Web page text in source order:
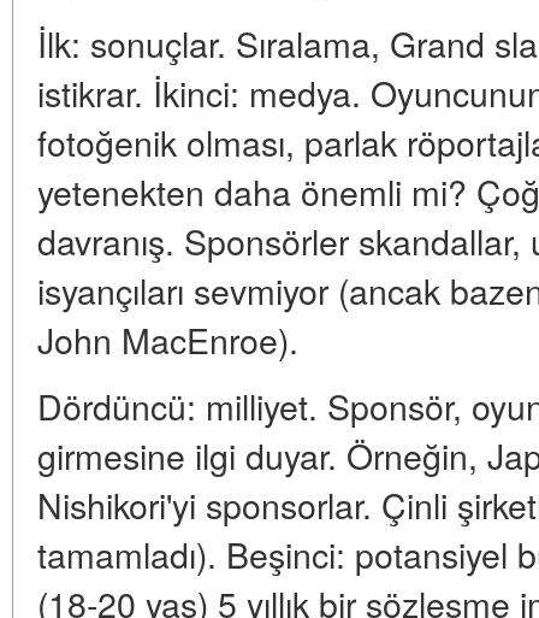
İlk: sonuçlar. Sıralama, Grand
istikrar. İkinci: medya.
fotoğenik olması, parlak
yetenekten daha önemli mi?
davranış. Sponsörler
isyançıları sevmiyor (ancak
John MacEnroe).
Dördüncü: milliyet. Sponsör,
girmesine ilgi duyar. Örneğin,
Nishikori'yi sponsorlar. Çinli
tamamladı). Beşinci: potansiyel
(18-20 yaş) 5 yıllık bir sözleşme